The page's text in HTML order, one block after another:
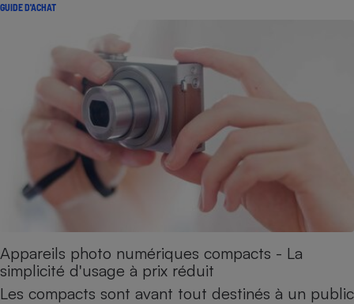
GUIDE D'ACHAT
Appareils photo numériques compacts - La
simplicité d'usage à prix réduit
Les compacts sont avant tout destinés à un public